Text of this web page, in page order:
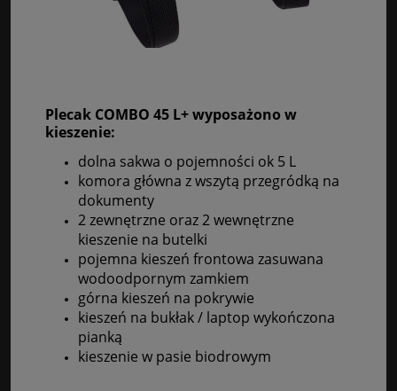
Plecak COMBO 45 L+ wyposażono w
kieszenie:
dolna sakwa o pojemności ok 5 L
komora główna z wszytą przegródką na
dokumenty
2 zewnętrzne oraz 2 wewnętrzne
kieszenie na butelki
pojemna kieszeń frontowa zasuwana
wodoodpornym zamkiem
górna kieszeń na pokrywie
kieszeń na bukłak / laptop wykończona
pianką
kieszenie w pasie biodrowym